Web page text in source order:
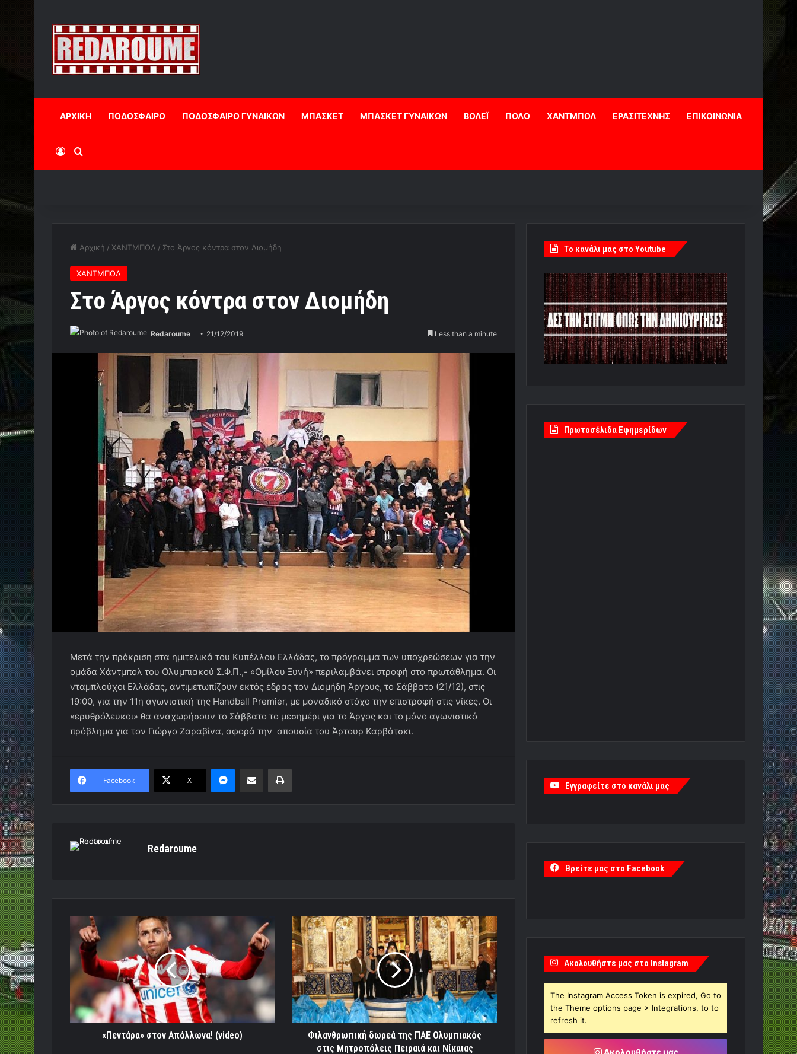
ΑΡΧΙΚΗ ΠΟΔΟΣΦΑΙΡΟ ΠΟΔΟΣΦΑΙΡΟ ΓΥΝΑΙΚΩΝ ΜΠΑΣΚΕΤ ΜΠΑΣΚΕΤ ΓΥΝΑΙΚΩΝ ΒΟΛΕΪ ΠΟΛΟ ΧΑΝΤΜΠΟΛ ΕΡΑΣΙΤΕΧΝΗΣ ΕΠΙΚΟΙΝΩΝΙΑ
Log InΑναζήτηση
Αρχική / ΧΑΝΤΜΠΟΛ / Στο Άργος κόντρα στον Διομήδη
ΧΑΝΤΜΠΟΛ
Στο Άργος κόντρα στον Διομήδη
Redaroume 21/12/2019 Less than a minute
Μετά την πρόκριση στα ημιτελικά του Κυπέλλου Ελλάδας, το πρόγραμμα των υποχρεώσεων για την
ομάδα Χάντμπολ του Ολυμπιακού Σ.Φ.Π.,- «Ομίλου Ξυνή» περιλαμβάνει στροφή στο πρωτάθλημα. Οι
νταμπλούχοι Ελλάδας, αντιμετωπίζουν εκτός έδρας τον Διομήδη Άργους, το Σάββατο (21/12), στις
19:00, για την 11η αγωνιστική της Handball Premier, με μοναδικό στόχο την επιστροφή στις νίκες. Οι
«ερυθρόλευκοι» θα αναχωρήσουν το Σάββατο το μεσημέρι για το Άργος και το μόνο αγωνιστικό
πρόβλημα για τον Γιώργο Ζαραβίνα, αφορά την απουσία του Άρτουρ Καρβάτσκι.
Facebook X
MessengerΚοινοποίηση μέσω ηλεκτρονικού ταχυδρομείουΕκτύπωση
Redaroume
«Πεντάρα»
στον
Απόλλωνα!
(video)
«Πεντάρα» στον Απόλλωνα! (video)
Φιλανθρωπική
δωρεά
της
ΠΑΕ
Ολυμπιακός
στις
Μητροπόλεις
Πειραιά
και
ΝίκαιαςΦιλανθρωπική δωρεά της ΠΑΕ Ολυμπιακός
στις Μητροπόλεις Πειραιά και Νίκαιας
Tο κανάλι μας στο Youtube
Πρωτοσέλιδα Εφημερίδων
Εγγραφείτε στο κανάλι μας
Βρείτε μας στο Facebook
Ακολουθήστε μας στο Instagram
The Instagram Access Token is expired, Go to
the Theme options page > Integrations, to to
refresh it.
Ακολουθήστε μας